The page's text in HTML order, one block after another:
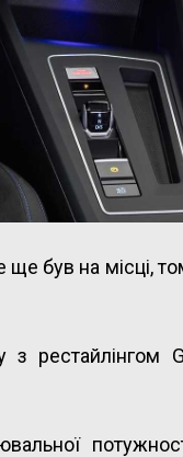
ще був на місці,
з рестайлінгом